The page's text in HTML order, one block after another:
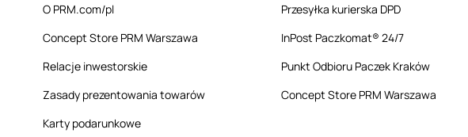
O PRM.com/pl
Concept Store PRM Warszawa
Relacje inwestorskie
Zasady prezentowania towarów
Karty podarunkowe
Przesyłka kurierska DPD
InPost Paczkomat® 24/7
Punkt Odbioru Paczek Kraków
Concept Store PRM Warszawa